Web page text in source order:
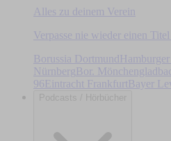
Alles zu deinem Verein
Verpasse nie wieder einen Titel
Borussia DortmundHamburger
Nürnberg Bor.
96Eintracht Frankfurt Bayer
Podcasts / Hörbücher